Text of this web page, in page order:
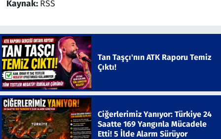
Kaynak: RSS
Tan Taşçı'nın ATK Raporu Temiz
Çıktı!
Ciğerlerimiz Yanıyor: Türkiye 24
Saatte 169 Yangınla Mücadele
Etti! 5 İlde Alarm Sürüyor